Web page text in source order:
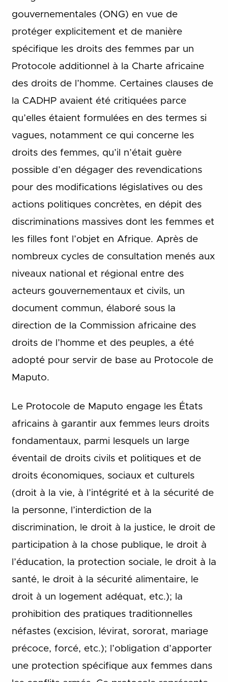
gouvernementales (ONG) en vue de
protéger explicitement et de manière
spécifique les droits des femmes par un
Protocole additionnel à la Charte africaine
des droits de l’homme. Certaines clauses de
la CADHP avaient été critiquées parce
qu’elles étaient formulées en des termes si
vagues, notamment ce qui concerne les
droits des femmes, qu’il n’était guère
possible d’en dégager des revendications
pour des modifications législatives ou des
actions politiques concrètes, en dépit des
discriminations massives dont les femmes et
les filles font l’objet en Afrique. Après de
nombreux cycles de consultation menés aux
niveaux national et régional entre des
acteurs gouvernementaux et civils, un
document commun, élaboré sous la
direction de la Commission africaine des
droits de l’homme et des peuples, a été
adopté pour servir de base au Protocole de
Maputo.
Le Protocole de Maputo engage les États
africains à garantir aux femmes leurs droits
fondamentaux, parmi lesquels un large
éventail de droits civils et politiques et de
droits économiques, sociaux et culturels
(droit à la vie, à l’intégrité et à la sécurité de
la personne, l’interdiction de la
discrimination, le droit à la justice, le droit de
participation à la chose publique, le droit à
l’éducation, la protection sociale, le droit à la
santé, le droit à la sécurité alimentaire, le
droit à un logement adéquat, etc.); la
prohibition des pratiques traditionnelles
néfastes (excision, lévirat, sororat, mariage
précoce, forcé, etc.); l’obligation d’apporter
une protection spécifique aux femmes dans